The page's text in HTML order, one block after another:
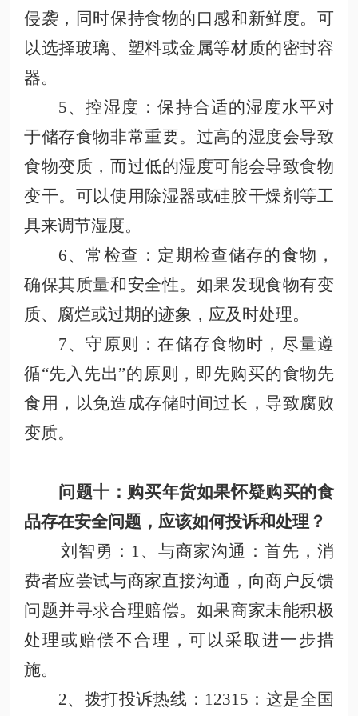
侵袭，同时保持食物的口感和新鲜度。可
以选择玻璃、塑料或金属等材质的密封容
器。
5、控湿度 ：保持合适的湿度水平对
于储存食物非常重要。过高的湿度会导致
食物变质，而过低的湿度可能会导致食物
变干。可以使用除湿器或硅胶干燥剂等工
具来调节湿度。
6、常检查 ：定期检查储存的食物，
确保其质量和安全性。如果发现食物有变
质、腐烂或过期的迹象，应及时处理。
7、守原则
：在储存食物时，尽量遵
循“先入先出”的原则，即先购买的食物先
食用，以免造成存储时间过长，导致腐败
变质。
问题十 ：购买年货如果怀疑购买的食
品存在安全问题，应该如何投诉和处理？
刘智勇 ： 1、与商家沟通 ：首先，消
费者应尝试与商家直接沟通，向商户反馈
问题并寻求合理赔偿。如果商家未能积极
处理或赔偿不合理，可以采取进一步措
施。
2、拨打投诉热线 ： 12315 ：这是全国